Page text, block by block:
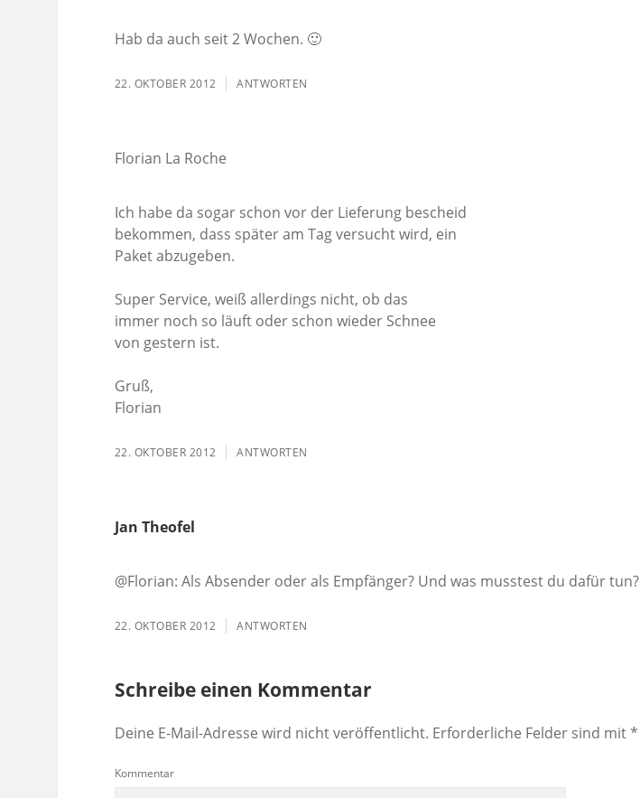
Hab da auch seit 2 Wochen. 🙂
22. OKTOBER 2012 ANTWORTEN
Florian La Roche
Ich habe da sogar schon vor der Lieferung bescheid
bekommen, dass später am Tag versucht wird, ein
Paket abzugeben.
Super Service, weiß allerdings nicht, ob das
immer noch so läuft oder schon wieder Schnee
von gestern ist.
Gruß,
Florian
22. OKTOBER 2012 ANTWORTEN
Jan Theofel
@Florian: Als Absender oder als Empfänger? Und was musstest du dafür tun?
22. OKTOBER 2012 ANTWORTEN
Schreibe einen Kommentar
Deine E-Mail-Adresse wird nicht veröffentlicht. Erforderliche Felder sind mit*
Kommentar